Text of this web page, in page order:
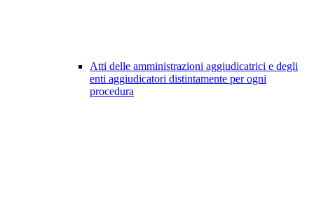
Atti delle amministrazioni aggiudicatrici e degli
enti aggiudicatori distintamente per ogni
procedura